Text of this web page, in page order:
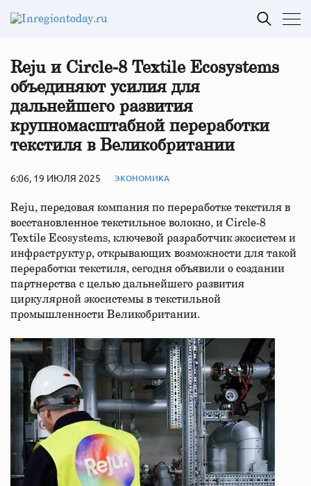
Reju и Circle-8 Textile Ecosystems
объединяют усилия для
дальнейшего развития
крупномасштабной переработки
текстиля в Великобритании
6:06, 19 ИЮЛЯ 2025 ЭКОНОМИКА
Reju, передовая компания по переработке текстиля в
восстановленное текстильное волокно, и Circle-8
Textile Ecosystems, ключевой разработчик экосистем и
инфраструктур, открывающих возможности для такой
переработки текстиля, сегодня объявили о создании
партнерства с целью дальнейшего развития
циркулярной экосистемы в текстильной
промышленности Великобритании.